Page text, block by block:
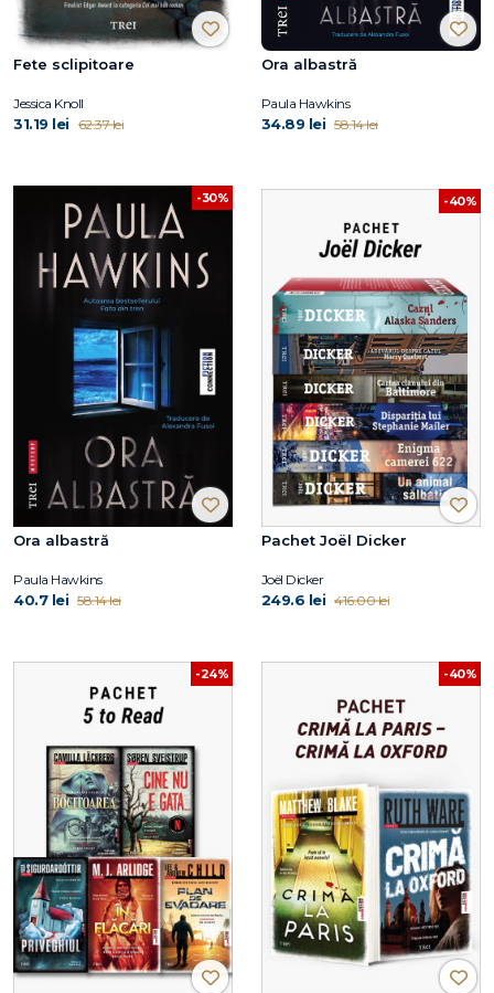
Fete sclipitoare
Jessica Knoll
31.19 lei 62.37 lei
Ora albastră
Paula Hawkins
34.89 lei 58.14 lei
-30%
Ora albastră
Paula Hawkins
40.7 lei 58.14 lei
-40%
Pachet Joël Dicker
Joël Dicker
249.6 lei 416.00 lei
-24% -40%